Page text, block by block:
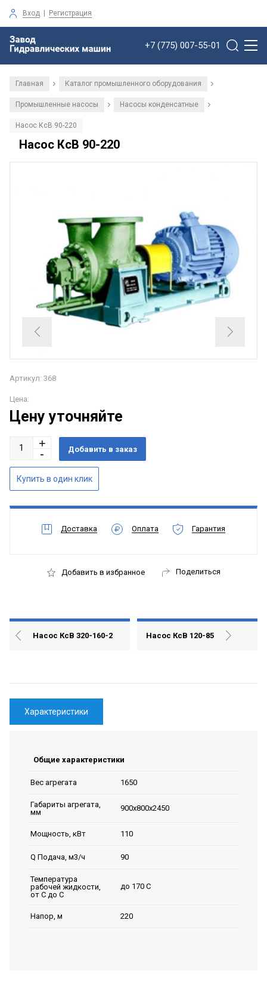
Вход | Регистрация
+7 (775) 007-55-01
Главная / Каталог промышленного оборудования /
Промышленные насосы / Насосы конденсатные /
Насос КсВ 90-220
Насос КсВ 90-220
Артикул: 368
Цена:
Цену уточняйте
Доставка Оплата Гарантия
Добавить в избранное Поделиться
Насос КсВ 320-160-2 Насос КсВ 120-85
Характеристики
Общие характеристики
Вес агрегата 1650
Габариты агрегата,
мм
900х800х2450
Мощность, кВт 110
Q Подача, м3/ч 90
Температура
рабочей жидкости,
от С до С
до 170 С
Напор, м 220